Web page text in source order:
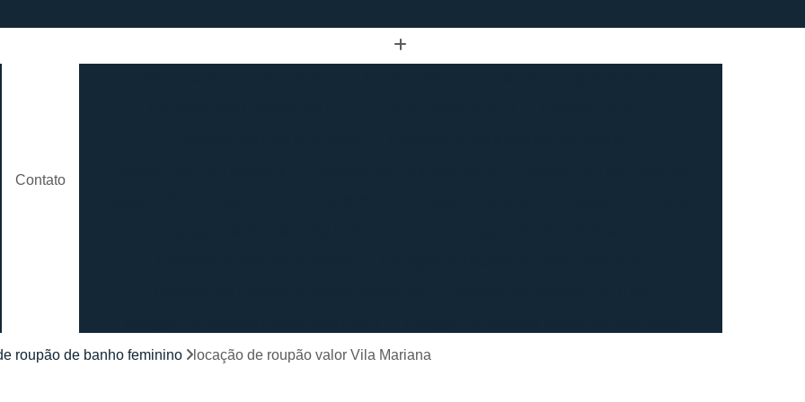
Contato
Lavagem de Roupão São Paulo
Locação de Roupão
roupão de banho feminino locação de roupão valor Vila Mariana